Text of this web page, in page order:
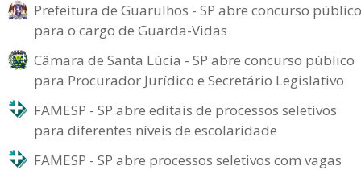
Prefeitura de Guarulhos - SP abre concurso público
para o cargo de Guarda-Vidas
Câmara de Santa Lúcia - SP abre concurso público
para Procurador Jurídico e Secretário Legislativo
FAMESP - SP abre editais de processos seletivos
para diferentes níveis de escolaridade
FAMESP - SP abre processos seletivos com vagas